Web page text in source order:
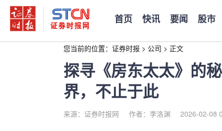
首页 快讯 要闻 股市
您当前的位置： 证券时报 > 公司 > 正文
探寻《房东太太》的
界，不止于此
来源：证券时报网 作者：李洛渊 2026-02-08